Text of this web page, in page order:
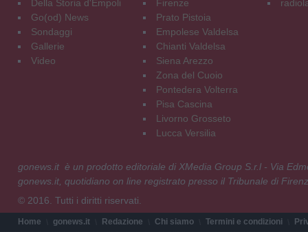
Della Storia d'Empoli
Go(od) News
Sondaggi
Gallerie
Video
Firenze
Prato Pistoia
Empolese Valdelsa
Chianti Valdelsa
Siena Arezzo
Zona del Cuoio
Pontedera Volterra
Pisa Cascina
Livorno Grosseto
Lucca Versilia
gonews.it è un prodotto editoriale di XMedia Group S.r.l - Via
gonews.it, quotidiano on line registrato presso il Tribunale di
© 2016. Tutti i diritti riservati.
Home gonews.it Redazione Chi siamo Termini e condizioni